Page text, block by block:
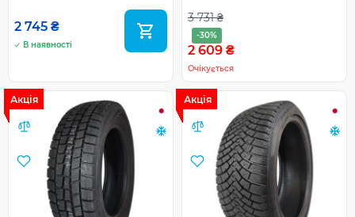
2 745 ₴
В наявності
3 731 ₴
-30%
2 609 ₴
Очікується
Акція Акція